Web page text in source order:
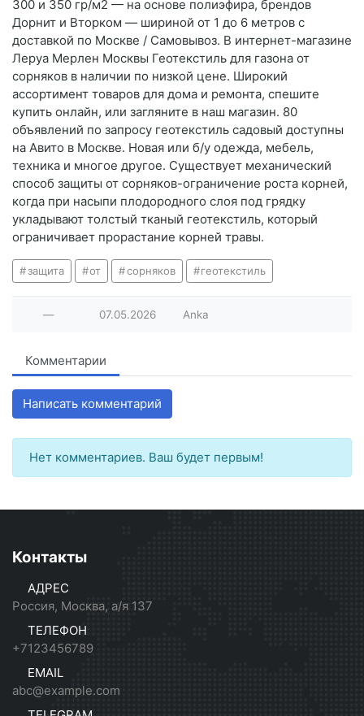
300 и 350 гр/м2 — на основе полиэфира, брендов
Дорнит и Вторком — шириной от 1 до 6 метров с
доставкой по Москве / Самовывоз. В интернет-магазине
Леруа Мерлен Москвы Геотекстиль для газона от
сорняков в наличии по низкой цене. Широкий
ассортимент товаров для дома и ремонта, спешите
купить онлайн, или загляните в наш магазин. 80
объявлений по запросу геотекстиль садовый доступны
на Авито в Москве. Новая или б/у одежда, мебель,
техника и многое другое. Существует механический
способ защиты от сорняков-ограничение роста корней,
когда при насыпи плодородного слоя под грядку
укладывают толстый тканый геотекстиль, который
ограничивает прорастание корней травы.
защита от сорняков геотекстиль
— 07.05.2026 Anka
Комментарии
Написать комментарий
Нет комментариев. Ваш будет первым!
Контакты
АДРЕС
Россия, Москва, а/я 137
ТЕЛЕФОН
+7123456789
EMAIL
abc@example.com